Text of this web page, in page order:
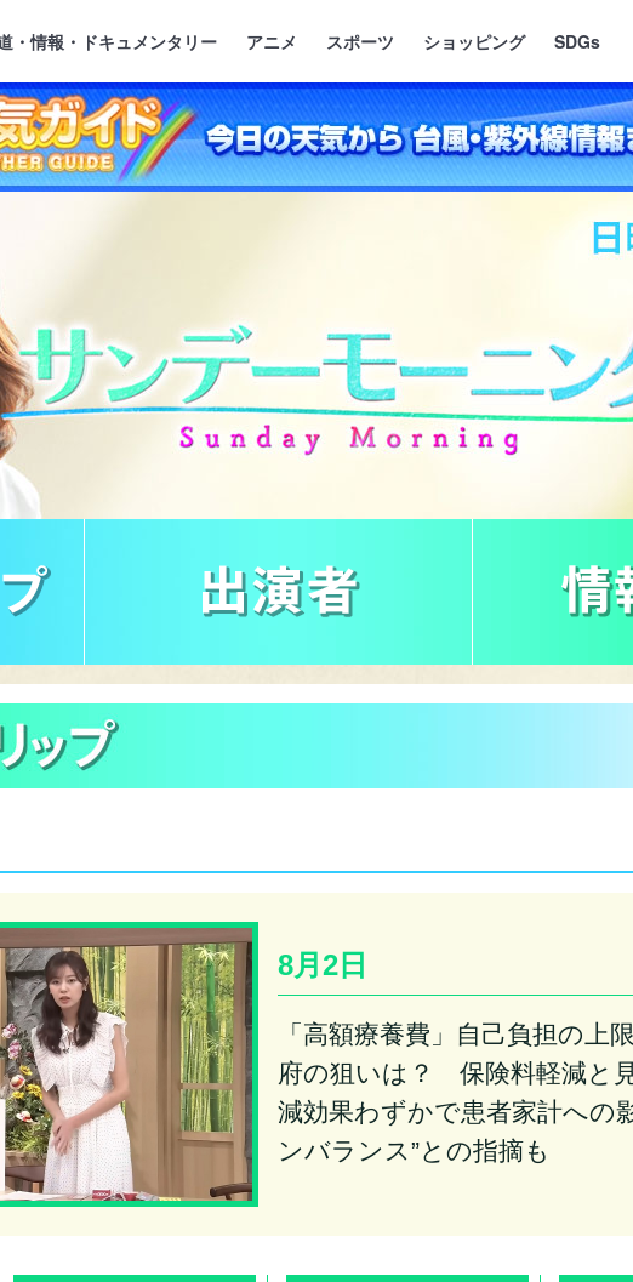
・情報・ドキュメンタリー アニメ スポーツ ショッピング SDGs
8月2日
「高額療養費」自己負担の
府の狙いは？ 保険料軽減と
減効果わずかで患者家計への
ンバランス”との指摘も